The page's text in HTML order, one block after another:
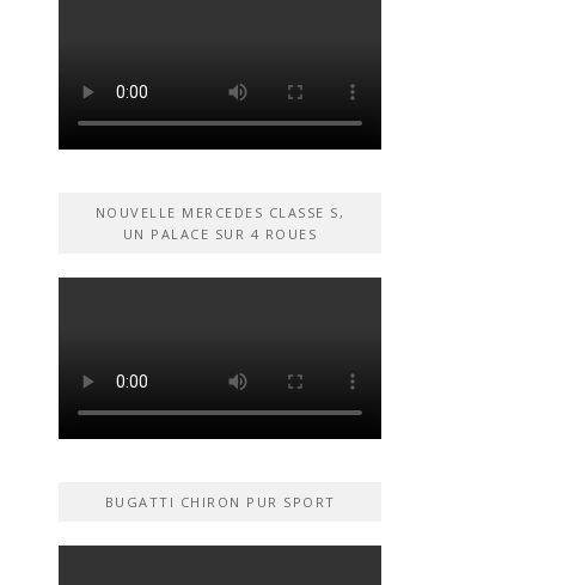
NOUVELLE MERCEDES CLASSE S,
UN PALACE SUR 4 ROUES
BUGATTI CHIRON PUR SPORT